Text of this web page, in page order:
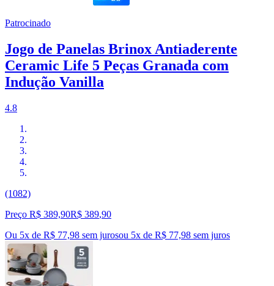
Patrocinado
Jogo de Panelas Brinox Antiaderente
Ceramic Life 5 Peças Granada com
Indução Vanilla
4.8
(1082)
Preço R$ 389,90R$ 389,90
Ou 5x de R$ 77,98 sem jurosou 5x de R$ 77,98 sem juros